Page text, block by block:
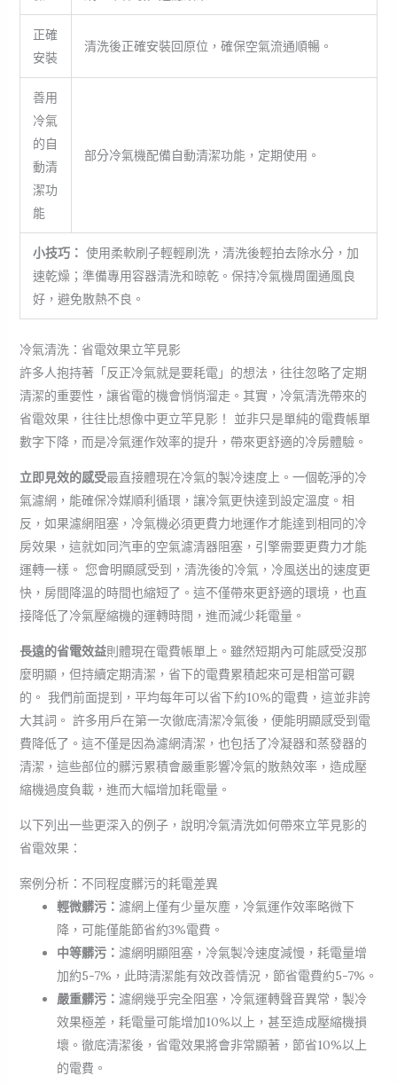
正確
安裝
清洗後正確安裝回原位，確保空氣流通順暢。
善用
冷氣
的自
動清
潔功
能
部分冷氣機配備自動清潔功能，定期使用。
小技巧： 使用柔軟刷子輕輕刷洗，清洗後輕拍去除水分，加
速乾燥；準備專用容器清洗和晾乾。保持冷氣機周圍通風良
好，避免散熱不良。
冷氣清洗：省電效果立竿見影
許多人抱持著「反正冷氣就是要耗電」的想法，往往忽略了定期
清潔的重要性，讓省電的機會悄悄溜走。其實，冷氣清洗帶來的
省電效果，往往比想像中更立竿見影！ 並非只是單純的電費帳單
數字下降，而是冷氣運作效率的提升，帶來更舒適的冷房體驗。
立即見效的感受最直接體現在冷氣的製冷速度上。一個乾淨的冷
氣濾網，能確保冷媒順利循環，讓冷氣更快達到設定溫度。相
反，如果濾網阻塞，冷氣機必須更費力地運作才能達到相同的冷
房效果，這就如同汽車的空氣濾清器阻塞，引擎需要更費力才能
運轉一樣。 您會明顯感受到，清洗後的冷氣，冷風送出的速度更
快，房間降溫的時間也縮短了。這不僅帶來更舒適的環境，也直
接降低了冷氣壓縮機的運轉時間，進而減少耗電量。
長遠的省電效益則體現在電費帳單上。雖然短期內可能感受沒那
麼明顯，但持續定期清潔，省下的電費累積起來可是相當可觀
的。 我們前面提到，平均每年可以省下約10%的電費，這並非誇
大其詞。 許多用戶在第一次徹底清潔冷氣後，便能明顯感受到電
費降低了。這不僅是因為濾網清潔，也包括了冷凝器和蒸發器的
清潔，這些部位的髒污累積會嚴重影響冷氣的散熱效率，造成壓
縮機過度負載，進而大幅增加耗電量。
以下列出一些更深入的例子，說明冷氣清洗如何帶來立竿見影的
省電效果：
案例分析：不同程度髒污的耗電差異
輕微髒污： 濾網上僅有少量灰塵，冷氣運作效率略微下
降，可能僅能節省約3%電費。
中等髒污： 濾網明顯阻塞，冷氣製冷速度減慢，耗電量增
加約5-7%，此時清潔能有效改善情況，節省電費約5-7%。
嚴重髒污： 濾網幾乎完全阻塞，冷氣運轉聲音異常，製冷
效果極差，耗電量可能增加10%以上，甚至造成壓縮機損
壞。徹底清潔後，省電效果將會非常顯著，節省10%以上
的電費。